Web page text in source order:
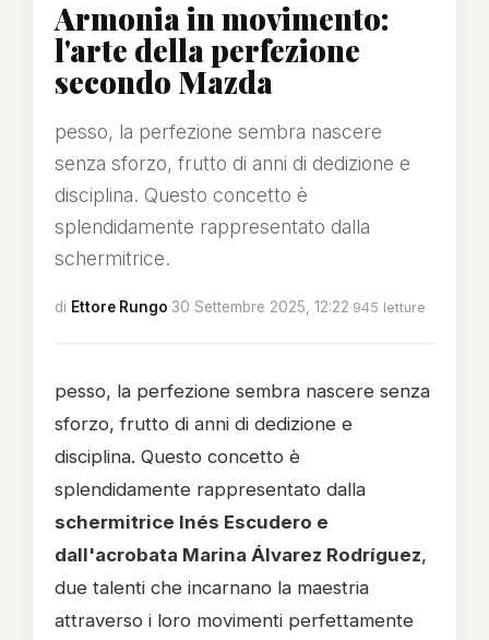
Armonia in movimento:
l'arte della perfezione
secondo Mazda
pesso, la perfezione sembra nascere
senza sforzo, frutto di anni di dedizione e
disciplina. Questo concetto è
splendidamente rappresentato dalla
schermitrice.
di Ettore Rungo·30 Settembre 2025, 12:22·945 letture
pesso, la perfezione sembra nascere senza
sforzo, frutto di anni di dedizione e
disciplina. Questo concetto è
splendidamente rappresentato dalla
schermitrice Inés Escudero e
dall'acrobata Marina Álvarez Rodríguez,
due talenti che incarnano la maestria
attraverso i loro movimenti perfettamente